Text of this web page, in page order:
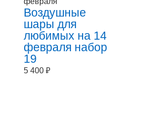
Воздушные
шары для
любимых на 14
февраля набор
19
5 400 ₽